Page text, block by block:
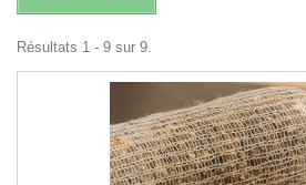
Résultats 1 - 9 sur 9.